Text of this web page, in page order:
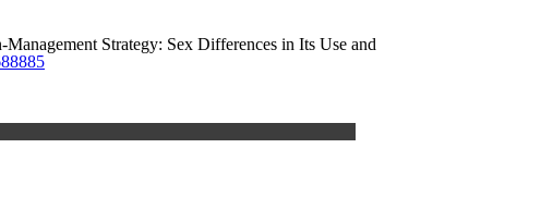
Strategy: Sex Differences in Its Use and